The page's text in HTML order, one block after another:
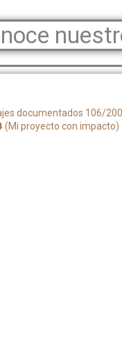
documentados 106/200
(Mi proyecto con impacto)